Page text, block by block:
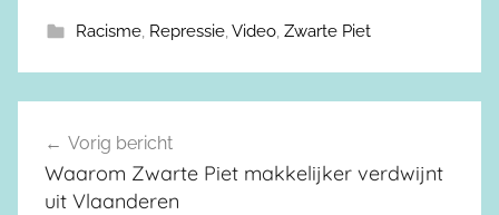
Racisme, Repressie,Video, Zwarte Piet
Berichtnavigatie
Vorig bericht
Waarom Zwarte Piet makkelijker verdwijnt
uit Vlaanderen